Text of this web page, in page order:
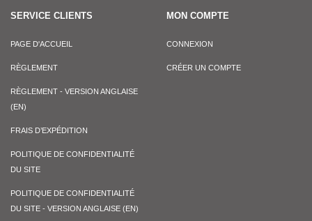
SERVICE CLIENTS
PAGE D'ACCUEIL
RÈGLEMENT
RÈGLEMENT - VERSION ANGLAISE
(EN)
FRAIS D’EXPÉDITION
POLITIQUE DE CONFIDENTIALITÉ
DU SITE
POLITIQUE DE CONFIDENTIALITÉ
DU SITE - VERSION ANGLAISE (EN)
MON COMPTE
CONNEXION
CRÉER UN COMPTE